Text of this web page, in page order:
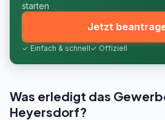
starten
✓ Einfach & schnell✓ Offiziell
Jetzt
Was erledigt das
Heyersdorf?